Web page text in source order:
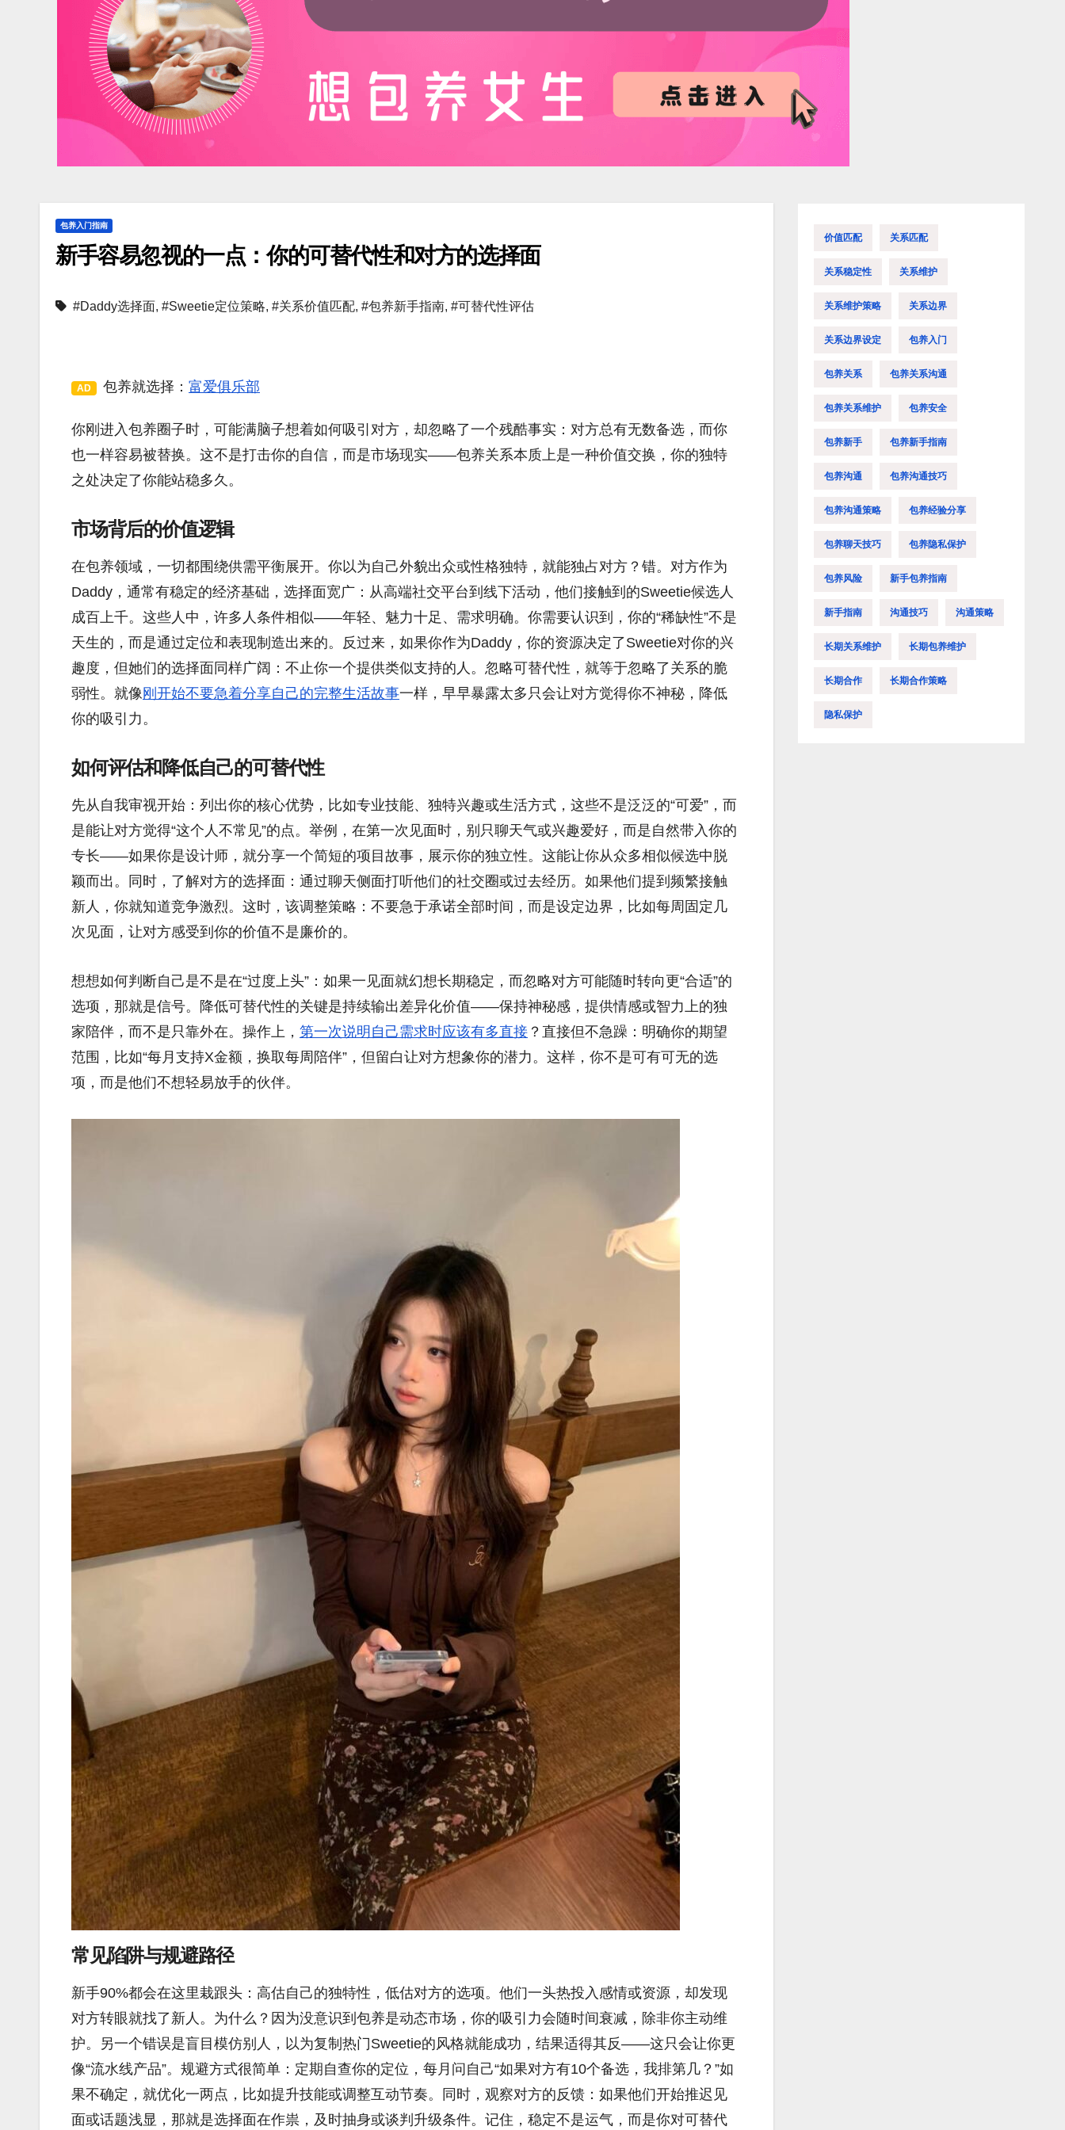
包养入门指南
新手容易忽视的一点：你的可替代性和对方的选择面
#Daddy选择面, #Sweetie定位策略, #关系价值匹配, #包养新手指南, #可替代性评估
AD 包养就选择： 富爱俱乐部
你刚进入包养圈子时，可能满脑子想着如何吸引对方，却忽略了一个残酷事实：对方总有无数备选，而你
也一样容易被替换。这不是打击你的自信，而是市场现实——包养关系本质上是一种价值交换，你的独特
之处决定了你能站稳多久。
市场背后的价值逻辑
在包养领域，一切都围绕供需平衡展开。你以为自己外貌出众或性格独特，就能独占对方？错。对方作为
Daddy，通常有稳定的经济基础，选择面宽广：从高端社交平台到线下活动，他们接触到的Sweetie候选人
成百上千。这些人中，许多人条件相似——年轻、魅力十足、需求明确。你需要认识到，你的“稀缺性”不是
天生的，而是通过定位和表现制造出来的。反过来，如果你作为Daddy，你的资源决定了Sweetie对你的兴
趣度，但她们的选择面同样广阔：不止你一个提供类似支持的人。忽略可替代性，就等于忽略了关系的脆
弱性。就像刚开始不要急着分享自己的完整生活故事一样，早早暴露太多只会让对方觉得你不神秘，降低
你的吸引力。
如何评估和降低自己的可替代性
先从自我审视开始：列出你的核心优势，比如专业技能、独特兴趣或生活方式，这些不是泛泛的“可爱”，而
是能让对方觉得“这个人不常见”的点。举例，在第一次见面时，别只聊天气或兴趣爱好，而是自然带入你的
专长——如果你是设计师，就分享一个简短的项目故事，展示你的独立性。这能让你从众多相似候选中脱
颖而出。同时，了解对方的选择面：通过聊天侧面打听他们的社交圈或过去经历。如果他们提到频繁接触
新人，你就知道竞争激烈。这时，该调整策略：不要急于承诺全部时间，而是设定边界，比如每周固定几
次见面，让对方感受到你的价值不是廉价的。
想想如何判断自己是不是在“过度上头”：如果一见面就幻想长期稳定，而忽略对方可能随时转向更“合适”的
选项，那就是信号。降低可替代性的关键是持续输出差异化价值——保持神秘感，提供情感或智力上的独
家陪伴，而不是只靠外在。操作上， 第一次说明自己需求时应该有多直接 ？直接但不急躁：明确你的期望
范围，比如“每月支持X金额，换取每周陪伴”，但留白让对方想象你的潜力。这样，你不是可有可无的选
项，而是他们不想轻易放手的伙伴。
常见陷阱与规避路径
新手90%都会在这里栽跟头：高估自己的独特性，低估对方的选项。他们一头热投入感情或资源，却发现
对方转眼就找了新人。为什么？因为没意识到包养是动态市场，你的吸引力会随时间衰减，除非你主动维
护。另一个错误是盲目模仿别人，以为复制热门Sweetie的风格就能成功，结果适得其反——这只会让你更
像“流水线产品”。规避方式很简单：定期自查你的定位，每月问自己“如果对方有10个备选，我排第几？”如
果不确定，就优化一两点，比如提升技能或调整互动节奏。同时，观察对方的反馈：如果他们开始推迟见
面或话题浅显，那就是选择面在作祟，及时抽身或谈判升级条件。记住，稳定不是运气，而是你对可替代
价值匹配 关系匹配
关系稳定性 关系维护
关系维护策略 关系边界
关系边界设定 包养入门
包养关系 包养关系沟通
包养关系维护 包养安全
包养新手 包养新手指南
包养沟通 包养沟通技巧
包养沟通策略 包养经验分享
包养聊天技巧 包养隐私保护
包养风险 新手包养指南
新手指南 沟通技巧 沟通策略
长期关系维护 长期包养维护
长期合作 长期合作策略
隐私保护